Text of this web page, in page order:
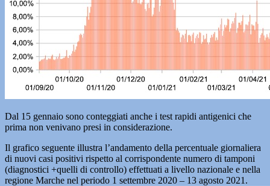
Dal 15 gennaio sono conteggiati anche i test rapidi antigenici che
prima non venivano presi in considerazione.
Il grafico seguente illustra l’andamento della percentuale giornaliera
di nuovi casi positivi rispetto al corrispondente numero di tamponi
(diagnostici +quelli di controllo) effettuati a livello nazionale e nella
regione Marche nel periodo 1 settembre 2020 – 13 agosto 2021.